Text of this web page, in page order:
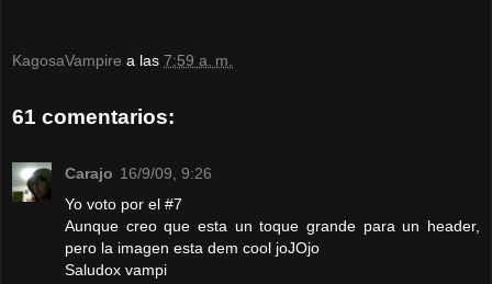
KagosaVampire a las 7:59 a. m.
61 comentarios:
Carajo 16/9/09, 9:26
Yo voto por el #7
Aunque creo que esta un toque grande para un header,
pero la imagen esta dem cool joJOjo
Saludox vampi